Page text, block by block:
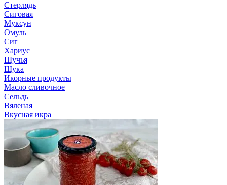
Стерлядь
Сиговая
Муксун
Омуль
Сиг
Хариус
Щучья
Щука
Икорные продукты
Масло сливочное
Сельдь
Вяленая
Вкусная икра